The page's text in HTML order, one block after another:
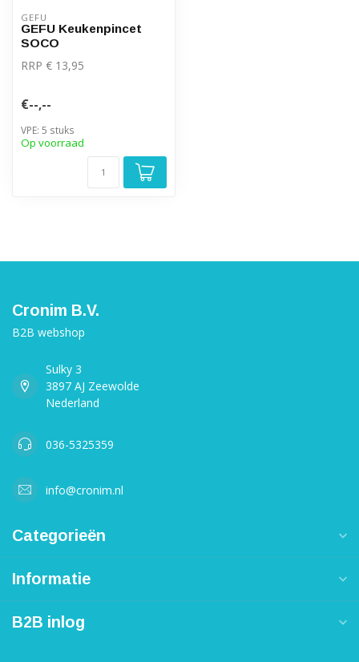
GEFU
GEFU Keukenpincet
SOCO
RRP € 13,95
€--,--
VPE: 5 stuks
Op voorraad
Cronim B.V.
B2B webshop
Sulky 3
3897 AJ Zeewolde
Nederland
036-5325359
info@cronim.nl
Categorieën
Informatie
B2B inlog